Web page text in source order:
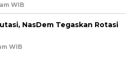
WIB
NasDem Tegaskan Rotasi
WIB